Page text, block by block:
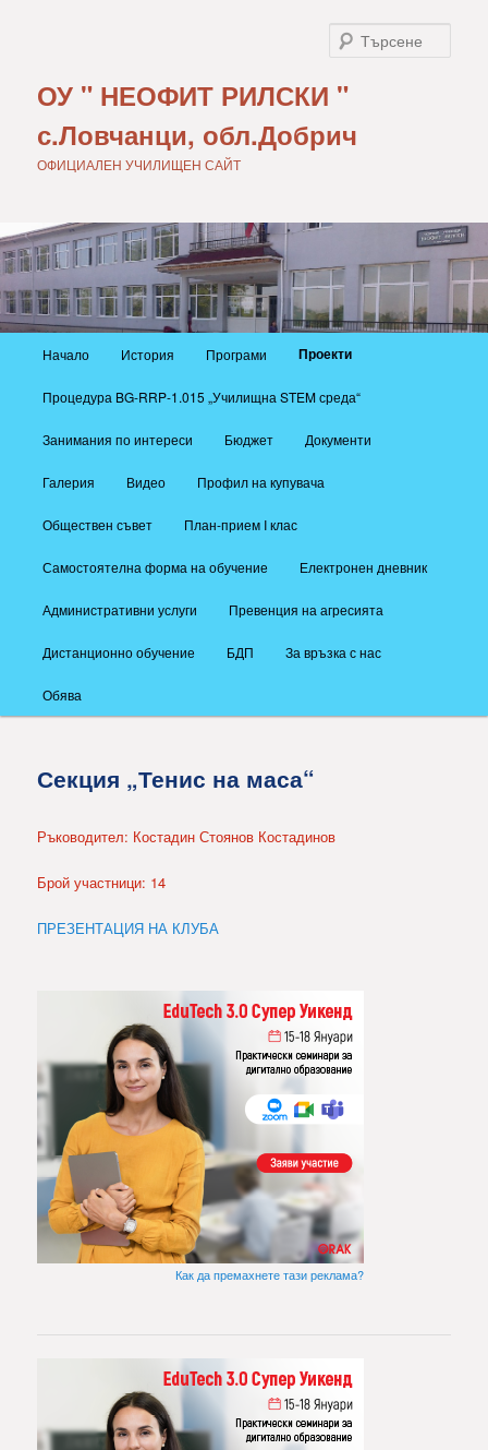
ОУ " НЕОФИТ РИЛСКИ "
с.Ловчанци, обл.Добрич
ОФИЦИАЛЕН УЧИЛИЩЕН САЙТ
Към
основното
съдържание
Начало История Програми Проекти
Процедура BG-RRP-1.015 „Училищна STEM среда“
Занимания по интереси Бюджет Документи
Галерия Видео Профил на купувача
Обществен съвет План-прием I клас
Самостоятелна форма на обучение Електронен дневник
Административни услуги Превенция на агресията
Дистанционно обучение БДП За връзка с нас
Обява
Секция „Тенис на маса“
Ръководител: Костадин Стоянов Костадинов
Брой участници: 14
ПРЕЗЕНТАЦИЯ НА КЛУБА
Как да премахнете тази реклама?